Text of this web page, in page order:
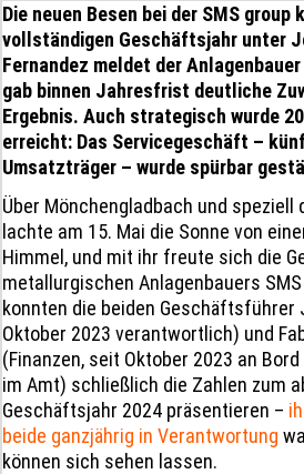
Die neuen Besen bei der SMS group
vollständigen Geschäftsjahr unter
Fernandez meldet der
gab binnen Jahresfrist deutliche
Ergebnis. Auch strategisch wurde
erreicht: Das Servicegeschäft –
Umsatzträger – wurde spürbar
Über Mönchengladbach und speziell
lachte am 15. Mai die Sonne von
Himmel, und mit ihr freute sich die
metallurgischen Anlagenbauers
konnten die beiden Geschäftsführer
Oktober 2023 verantwortlich) und
(Finanzen, seit Oktober 2023 an
im Amt) schließlich die Zahlen zum
Geschäftsjahr 2024 präsentieren –
beide ganzjährig in Verantwortung
können sich sehen lassen.